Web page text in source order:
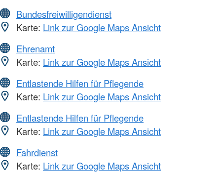
Bundesfreiwilligendienst
Karte: Link zur Google Maps Ansicht
Ehrenamt
Karte: Link zur Google Maps Ansicht
Entlastende Hilfen für Pflegende
Karte: Link zur Google Maps Ansicht
Entlastende Hilfen für Pflegende
Karte: Link zur Google Maps Ansicht
Fahrdienst
Karte: Link zur Google Maps Ansicht